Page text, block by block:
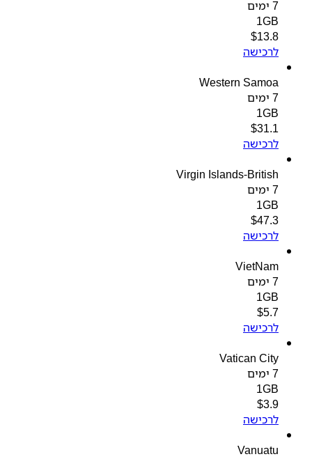
1GB
$13.8
לרכישה
Western Samoa
1GB
$31.1
לרכישה
Virgin Islands-British
1GB
$47.3
לרכישה
VietNam
1GB
$
לרכישה
Vatican City
1GB
$
לרכישה
Vanuatu